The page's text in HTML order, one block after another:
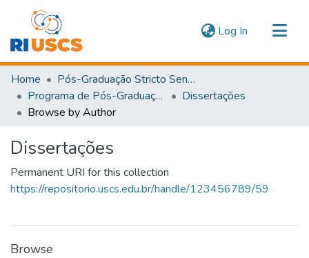
Log In (current)
Communities & Collections
Navigate
Home
Pós-Graduação Stricto Sensu
Programa de Pós-Graduação em Ensino em Saúde
Dissertações
Browse by Author
Dissertações
Permanent URI for this collection
https://repositorio.uscs.edu.br/handle/123456789/59
Browse